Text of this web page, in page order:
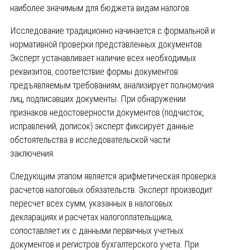
наиболее значимым для бюджета видам налогов.
Исследование традиционно начинается с формальной и
нормативной проверки представленных документов.
Эксперт устанавливает наличие всех необходимых
реквизитов, соответствие формы документов
предъявляемым требованиям, анализирует полномочия
лиц, подписавших документы. При обнаружении
признаков недостоверности документов (подчисток,
исправлений, дописок) эксперт фиксирует данные
обстоятельства в исследовательской части
заключения.
Следующим этапом является арифметическая проверка
расчетов налоговых обязательств. Эксперт производит
пересчет всех сумм, указанных в налоговых
декларациях и расчетах налогоплательщика,
сопоставляет их с данными первичных учетных
документов и регистров бухгалтерского учета. При